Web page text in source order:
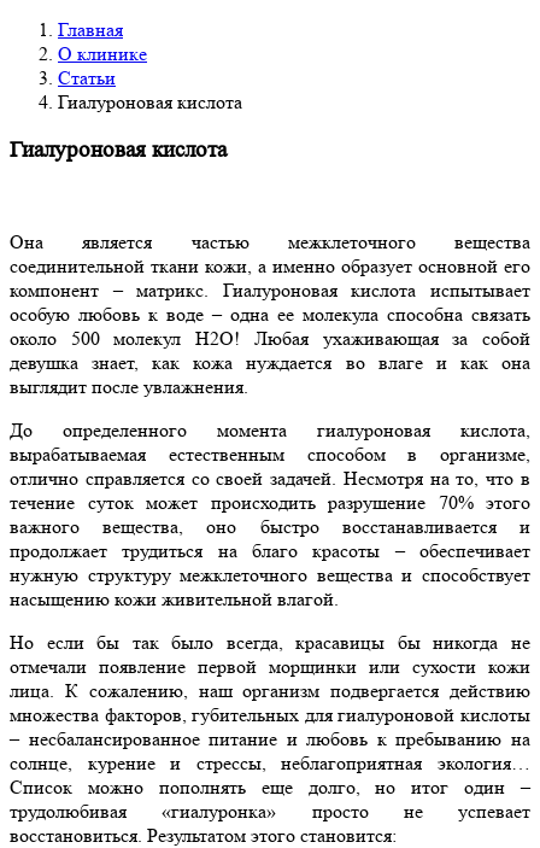
Главная
О клинике
Статьи
Гиалуроновая кислота
Гиалуроновая кислота
Она является частью межклеточного вещества
соединительной ткани кожи, а именно образует основной его
компонент – матрикс. Гиалуроновая кислота испытывает
особую любовь к воде – одна ее молекула способна связать
около 500 молекул H2O! Любая ухаживающая за собой
девушка знает, как кожа нуждается во влаге и как она
выглядит после увлажнения.
До определенного момента гиалуроновая кислота,
вырабатываемая естественным способом в организме,
отлично справляется со своей задачей. Несмотря на то, что в
течение суток может происходить разрушение 70% этого
важного вещества, оно быстро восстанавливается и
продолжает трудиться на благо красоты – обеспечивает
нужную структуру межклеточного вещества и способствует
насыщению кожи живительной влагой.
Но если бы так было всегда, красавицы бы никогда не
отмечали появление первой морщинки или сухости кожи
лица. К сожалению, наш организм подвергается действию
множества факторов, губительных для гиалуроновой кислоты
– несбалансированное питание и любовь к пребыванию на
солнце, курение и стрессы, неблагоприятная экология…
Список можно пополнять еще долго, но итог один –
трудолюбивая «гиалуронка» просто не успевает
восстановиться. Результатом этого становится: